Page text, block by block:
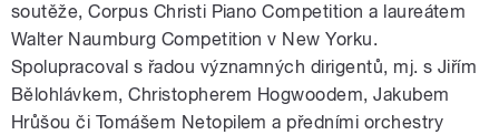
soutěže, Corpus Christi Piano Competition a laureátem
Walter Naumburg Competition v New Yorku.
Spolupracoval s řadou významných dirigentů, mj. s Jiřím
Bělohlávkem, Christopherem Hogwoodem, Jakubem
Hrůšou či Tomášem Netopilem a předními orchestry